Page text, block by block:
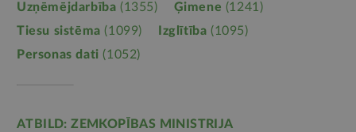
Uzņēmējdarbība (1355) Ģimene (1241)
Tiesu sistēma (1099) Izglītība (1095)
Personas dati (1052)
ATBILD: ZEMKOPĪBAS MINISTRIJA